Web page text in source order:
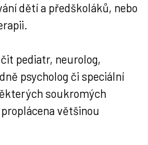
dětí a předškoláků, nebo
pediatr, neurolog,
psycholog či speciální
soukromých
většinou